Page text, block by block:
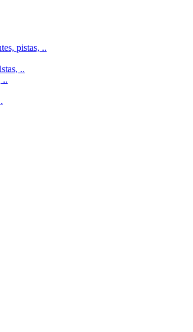
pistas, ..
..
..